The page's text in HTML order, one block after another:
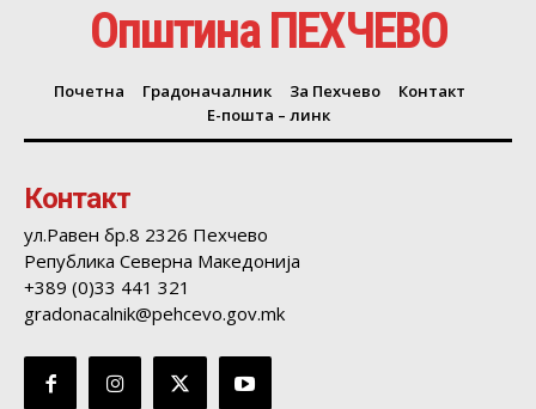
Општина ПЕХЧЕВО
Почетна Градоначалник За Пехчево
Контакт
Е-пошта – линк
Контакт
ул.Равен бр.8 2326 Пехчево
Република Северна Македонија
+389 (0)33 441 321
gradonacalnik@pehcevo.gov.mk